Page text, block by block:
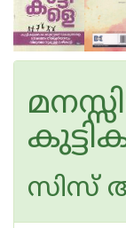
സിസ്